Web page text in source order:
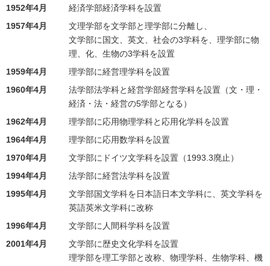
1952年4月
経済学部経済学科を設置
1957年4月
文理学部を文学部と理学部に分離し、
文学部に国文、英文、社会の3学科を、理学部に物
理、化、生物の3学科を設置
1959年4月
理学部に経営理学科を設置
1960年4月
法学部法学科と経営学部経営学科を設置（文・理・
経済・法・経営の5学部となる）
1962年4月
理学部に応用物理学科と応用化学科を設置
1964年4月
理学部に応用数学科を設置
1970年4月
文学部にドイツ文学科を設置（1993.3廃止）
1994年4月
法学部に経営法学科を設置
1995年4月
文学部国文学科を日本語日本文学科に、英文学科を
英語英米文学科に改称
1996年4月
文学部に人間科学科を設置
2001年4月
文学部に歴史文化学科を設置
理学部を理工学部と改称、物理学科、生物学科、機